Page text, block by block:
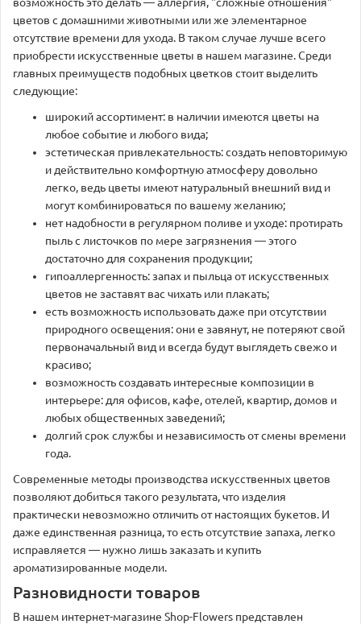
цветов с домашними животными или же элементарное
отсутствие времени для ухода. В таком случае лучше всего
приобрести искусственные цветы в нашем магазине. Среди
главных преимуществ подобных цветков стоит выделить
следующие:
широкий ассортимент: в наличии имеются цветы на
любое событие и любого вида;
эстетическая привлекательность: создать неповторимую
и действительно комфортную атмосферу довольно
легко, ведь цветы имеют натуральный внешний вид и
могут комбинироваться по вашему желанию;
нет надобности в регулярном поливе и уходе: протирать
пыль с листочков по мере загрязнения — этого
достаточно для сохранения продукции;
гипоаллергенность: запах и пыльца от искусственных
цветов не заставят вас чихать или плакать;
есть возможность использовать даже при отсутствии
природного освещения: они е завянут, не потеряют свой
первоначальный вид и всегда будут выглядеть свежо и
красиво;
возможность создавать интересные композиции в
интерьере: для офисов, кафе, отелей, квартир, домов и
любых общественных заведений;
долгий срок службы и независимость от смены времени
года.
Современные методы производства искусственных цветов
позволяют добиться такого результата, что изделия
практически невозможно отличить от настоящих букетов. И
даже единственная разница, то есть отсутствие запаха, легко
исправляется — нужно лишь заказать и купить
ароматизированные модели.
Разновидности товаров
В нашем интернет-магазине Shop-Flowers представлен